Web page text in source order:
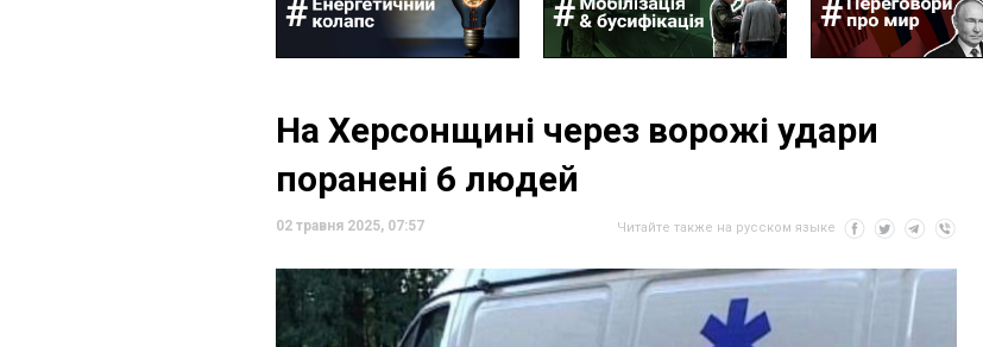
На Херсонщині через ворожі удари
поранені 6 людей
02 травня 2025, 07:57 Читайте также на русском языке